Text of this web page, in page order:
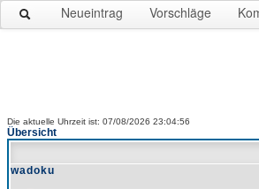
Neueintrag Vorschläge
Die aktuelle Uhrzeit ist: 07/08/2026 23:04:56
Übersicht
wadoku